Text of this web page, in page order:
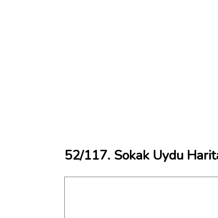
52/117. Sokak Uydu